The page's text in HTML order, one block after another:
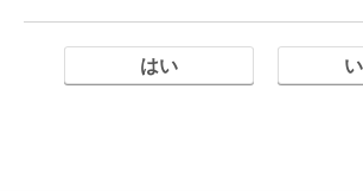
はい